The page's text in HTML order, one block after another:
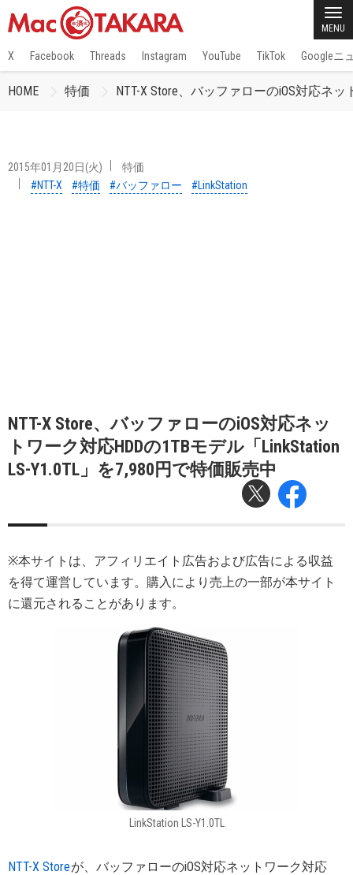
MENU
X Facebook Threads Instagram YouTube TikTok Googleニ
HOME 特価 NTT-X Store、バッファローのiOS対応ネ
2015年01月20日(火)
特価
#NTT-X
#特価 #バッファロー #LinkStation
NTT-X Store、バッファローのiOS対応ネッ
トワーク対応HDDの1TBモデル「LinkStation
LS-Y1.0TL」を7,980円で特価販売中
※本サイトは、アフィリエイト広告および広告による収益
を得て運営しています。購入により売上の一部が本サイト
に還元されることがあります。
LinkStation LS-Y1.0TL
NTT-X Storeが、バッファローのiOS対応ネットワーク対応